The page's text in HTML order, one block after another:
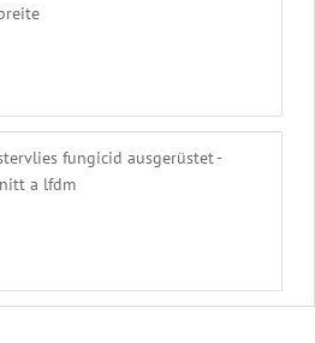
fungicid ausgerüstet -
a lfdm